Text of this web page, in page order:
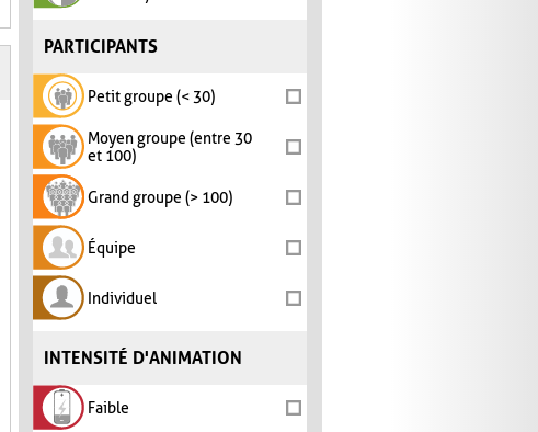
PARTICIPANTS
Petit groupe (< 30)
Moyen groupe (entre 30
et 100)
Grand groupe (> 100)
Équipe
Individuel
INTENSITÉ D'ANIMATION
Faible